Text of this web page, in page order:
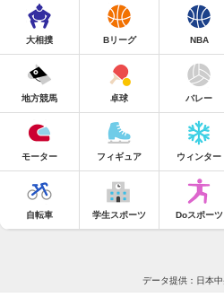
大相撲 Bリーグ NBA
地方競馬 卓球 バレー
モーター フィギュア ウィンター
自転車 学生スポーツ Doスポーツ
データ提供：日本